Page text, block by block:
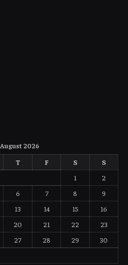
August 2026
T F S
S
1
2
6 7 8
9
13 14 15
16
20 21 22
23
27 28 29
30